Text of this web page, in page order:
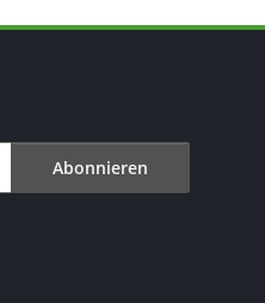
Abonnieren